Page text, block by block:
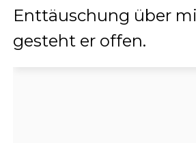
Enttäuschung über
gesteht er offen.